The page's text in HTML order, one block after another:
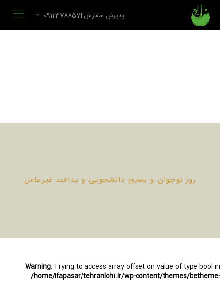
پذیرش سفارش09123788574
روز نوجوان و بسیج دانشجویی و پدافند غیرعامل
Warning: Trying to access array offset on value of type bool in
/home/ifapasar/tehranloh1.ir/wp-content/themes/betheme-